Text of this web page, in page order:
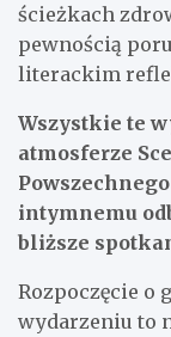
ścieżkach
pewnością
literackim
Wszystkie te
atmosferze
intymnemu
bliższe
Rozpoczęcie o
wydarzeniu to